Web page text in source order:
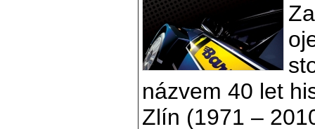
názvem 40 let
Zlín (1971 –